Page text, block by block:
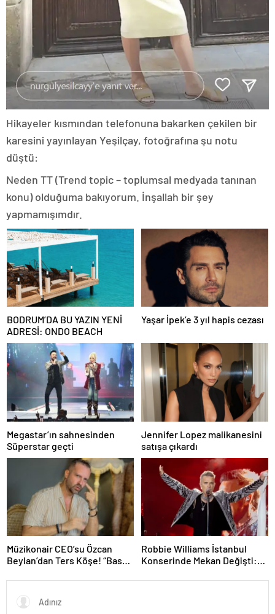
Hikayeler kısmından telefonuna bakarken çekilen bir
karesini yayınlayan Yeşilçay, fotoğrafına şu notu
düştü:
Neden TT (Trend topic – toplumsal medyada tanınan
konu) olduğuma bakıyorum. İnşallah bir şey
yapmamışımdır.
BODRUM’DA BU YAZIN YENİ
ADRESİ: ONDO BEACH
Yaşar İpek’e 3 yıl hapis cezası
Megastar’ın sahnesinden
Süperstar geçti
Jennifer Lopez malikanesini
satışa çıkardı
Müzikonair CEO’su Özcan
Beylan’dan Ters Köşe! “Bas
Adımını Attı!
Robbie Williams İstanbul
Konserinde Mekan Değişti:
Taşındı!